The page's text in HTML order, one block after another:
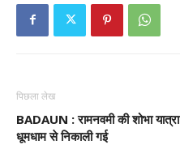
पिछला लेख
BADAUN : रामनवमी की शोभा यात्रा
धूमधाम से निकाली गई